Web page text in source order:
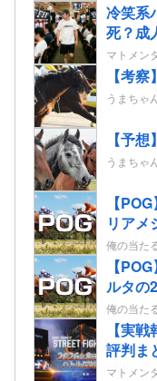
冷笑系
死？成
憂して
マトメン
【考
うまちゃ
【予
うまちゃ
【
リアメ
スの2
俺の当た
【
ルタの
情報
俺の当た
【実
評判ま
働貢献
マトメン